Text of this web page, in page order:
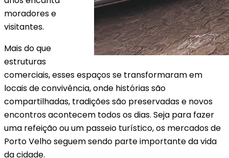
moradores e
visitantes.
Mais do que
estruturas
comerciais, esses espaços se transformaram em
locais de convivência, onde histórias são
compartilhadas, tradições são preservadas e novos
encontros acontecem todos os dias. Seja para fazer
uma refeição ou um passeio turístico, os mercados de
Porto Velho seguem sendo parte importante da vida
da cidade.